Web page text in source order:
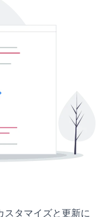
タマイズと更新に